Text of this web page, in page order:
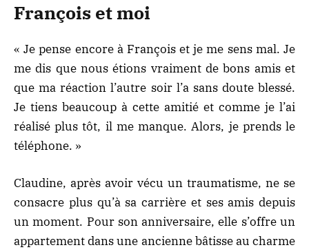
François et moi
« Je pense encore à François et je me sens mal. Je
me dis que nous étions vraiment de bons amis et
que ma réaction l’autre soir l’a sans doute blessé.
Je tiens beaucoup à cette amitié et comme je l’ai
réalisé plus tôt, il me manque. Alors, je prends le
téléphone. »
Claudine, après avoir vécu un traumatisme, ne se
consacre plus qu’à sa carrière et ses amis depuis
un moment. Pour son anniversaire, elle s’offre un
appartement dans une ancienne bâtisse au charme